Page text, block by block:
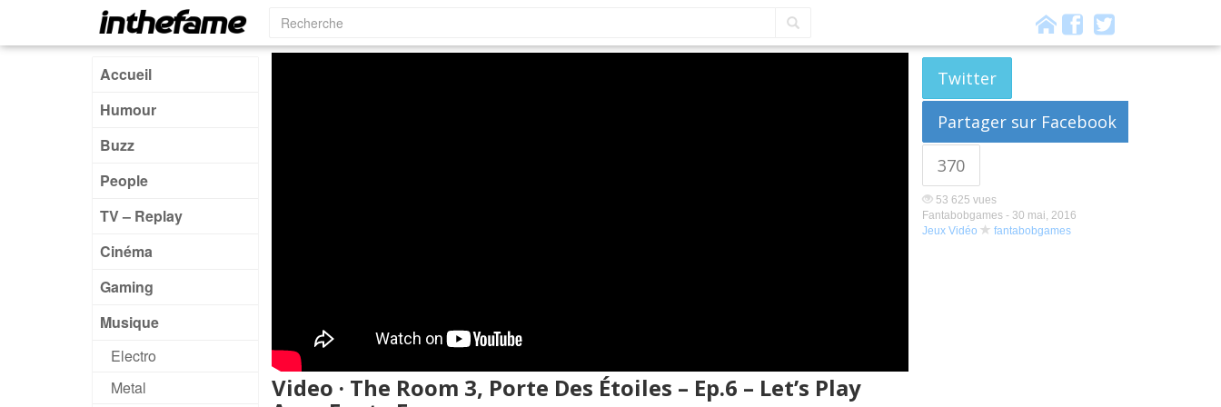
Accueil
Humour
Buzz
People
TV – Replay
Cinéma
Gaming
Musique
Electro
Metal
Video · The Room 3, Porte Des Étoiles – Ep.6 – Let’s Play
Twitter
Partager sur Facebook
370
53 625 vues
Fantabobgames - 30 mai, 2016
Jeux Vidéo
fantabobgames